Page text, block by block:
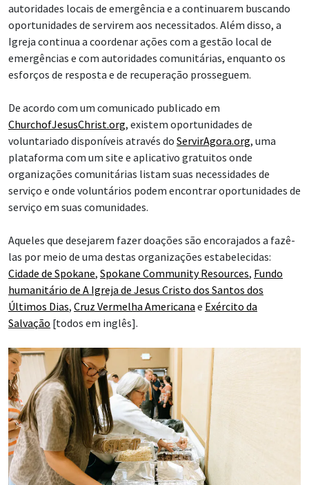
autoridades locais de emergência e a continuarem buscando
oportunidades de servirem aos necessitados. Além disso, a
Igreja continua a coordenar ações com a gestão local de
emergências e com autoridades comunitárias, enquanto os
esforços de resposta e de recuperação prosseguem.
De acordo com um comunicado publicado em
ChurchofJesusChrist.org, existem oportunidades de
voluntariado disponíveis através do ServirAgora.org, uma
plataforma com um site e aplicativo gratuitos onde
organizações comunitárias listam suas necessidades de
serviço e onde voluntários podem encontrar oportunidades de
serviço em suas comunidades.
Aqueles que desejarem fazer doações são encorajados a fazê-
las por meio de uma destas organizações estabelecidas:
Cidade de Spokane, Spokane Community Resources, Fundo
humanitário de A Igreja de Jesus Cristo dos Santos dos
Últimos Dias, Cruz Vermelha Americana e Exército da
Salvação [todos em inglês].